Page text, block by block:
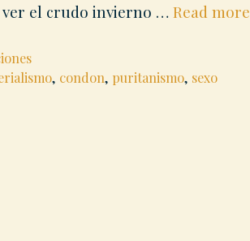
ver el crudo invierno … Read more
, condon, puritanismo, sexo